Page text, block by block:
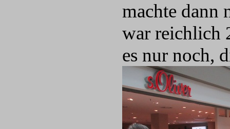
machte dann
war reichlich
es nur noch,